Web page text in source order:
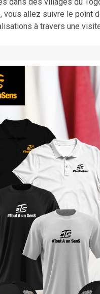
vous allez suivre le point
à travers une